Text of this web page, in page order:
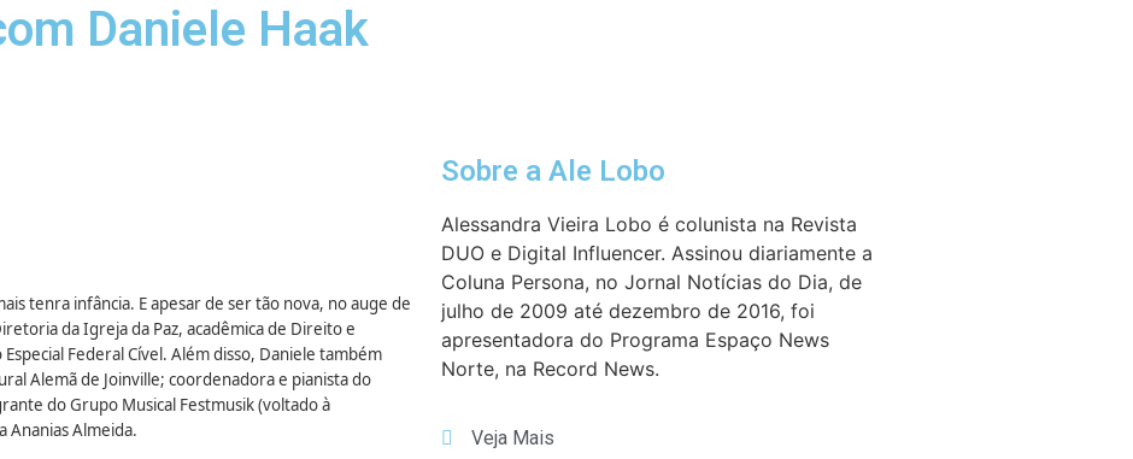
Daniele Haak
tenra infância. E apesar de ser tão nova, no auge de
da Igreja da Paz, acadêmica de Direito e
Especial Federal Cível. Além disso, Daniele também
Alemã de Joinville; coordenadora e pianista do
do Grupo Musical Festmusik (voltado à
Ananias Almeida.
Sobre a Ale Lobo
Alessandra Vieira Lobo é colunista na Revista
DUO e Digital Influencer. Assinou diariamente a
Coluna Persona, no Jornal Notícias do Dia, de
julho de 2009 até dezembro de 2016, foi
apresentadora do Programa Espaço News
Norte, na Record News.
Veja Mais